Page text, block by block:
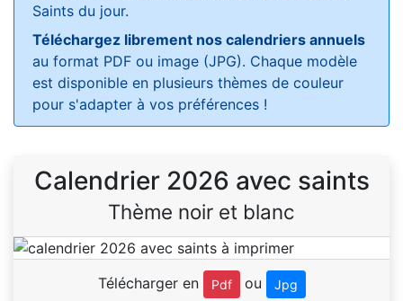
Saints du jour.
Téléchargez librement nos calendriers annuels
au format PDF ou image (JPG). Chaque modèle
est disponible en plusieurs thèmes de couleur
pour s'adapter à vos préférences !
Calendrier 2026 avec saints
Thème noir et blanc
Télécharger en Pdf ou Jpg